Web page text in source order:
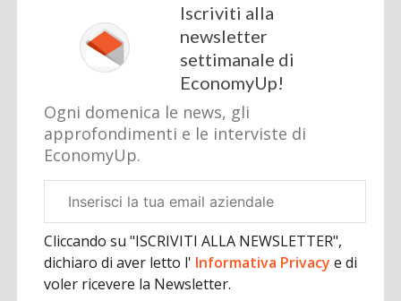
Iscriviti alla
newsletter
settimanale di
EconomyUp!
Ogni domenica le news, gli
approfondimenti e le interviste di
EconomyUp.
aziendale
Cliccando su "ISCRIVITI ALLA NEWSLETTER",
dichiaro di aver letto l' Informativa Privacye di
voler ricevere la Newsletter.